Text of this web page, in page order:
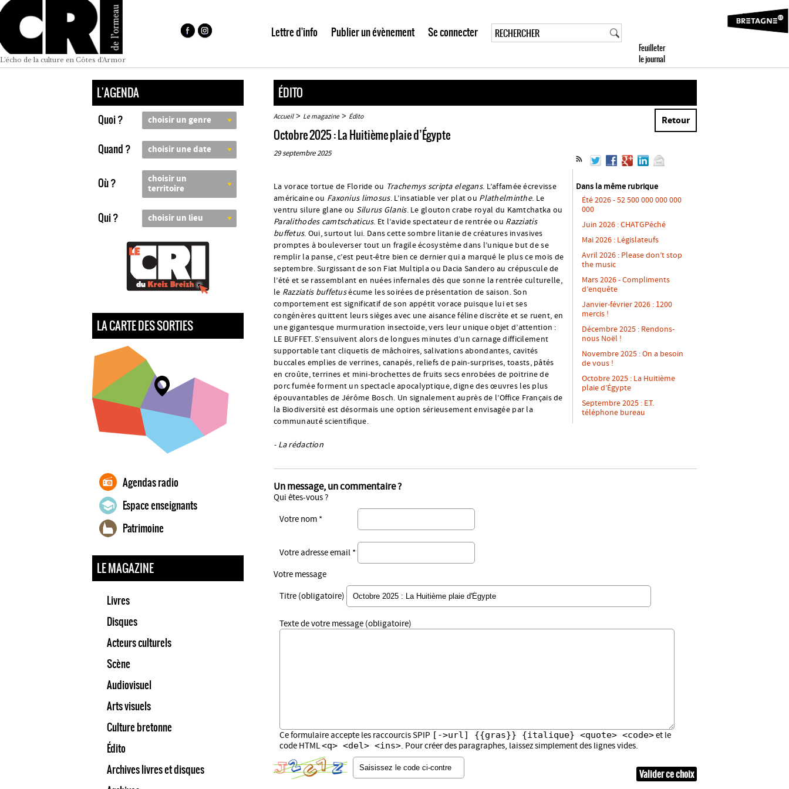
L'écho de la culture en Côtes d'Armor
Lettre d'info Publier un évènement Se connecter
L'AGENDA
Quoi ? choisir un genre
Quand ? choisir une date
Où ?
choisir un
territoire
Qui ? choisir un lieu
LA CARTE DES SORTIES
Agendas radio
Espace enseignants
Patrimoine
LE MAGAZINE
Livres
Disques
Acteurs culturels
Scène
Audiovisuel
Arts visuels
Culture bretonne
Édito
Archives livres et disques
ÉDITO
Accueil> Le magazine> Édito Retour
Octobre 2025 : La Huitième plaie d’Égypte
29 septembre 2025
La vorace tortue de Floride ou Trachemys scripta elegans. L’affamée écrevisse
américaine ou Faxonius limosus. L’insatiable ver plat ou Plathelminthe. Le
ventru silure glane ou Silurus Glanis. Le glouton crabe royal du Kamtchatka ou
Paralithodes camtschaticus. Et l’avide spectateur de rentrée ou Razziatis
buffetus. Oui, surtout lui. Dans cette sombre litanie de créatures invasives
promptes à bouleverser tout un fragile écosystème dans l’unique but de se
remplir la panse, c’est peut-être bien ce dernier qui a marqué le plus ce mois de
septembre. Surgissant de son Fiat Multipla ou Dacia Sandero au crépuscule de
l’été et se rassemblant en nuées infernales dès que sonne la rentrée culturelle,
le Razziatis buffetusécume les soirées de présentation de saison. Son
comportement est significatif de son appétit vorace puisque lui et ses
congénères quittent leurs sièges avec une aisance féline discrète et se ruent, en
une gigantesque murmuration insectoïde, vers leur unique objet d’attention :
LE BUFFET. S’ensuivent alors de longues minutes d’un carnage difficilement
supportable tant cliquetis de mâchoires, salivations abondantes, cavités
buccales emplies de verrines, canapés, reliefs de pain-surprises, toasts, pâtés
en croûte, terrines et mini-brochettes de fruits secs enrobées de poitrine de
porc fumée forment un spectacle apocalyptique, digne des œuvres les plus
épouvantables de Jérôme Bosch. Un signalement auprès de l’Office Français de
la Biodiversité est désormais une option sérieusement envisagée par la
communauté scientifique.
- La rédaction
Dans la même rubrique
Été 2026 - 52 500 000 000 000
000
Juin 2026 : CHATGPéché
Mai 2026 : Législateufs
Avril 2026 : Please don’t stop
the music
Mars 2026 - Compliments
d’enquête
Janvier-février 2026 : 1200
mercis !
Décembre 2025 : Rendons-
nous Noël !
Novembre 2025 : On a besoin
de vous !
Octobre 2025 : La Huitième
plaie d’Égypte
Septembre 2025 : E.T.
téléphone bureau
Un message, un commentaire ?
Qui êtes-vous ?
Votre nom *
Votre adresse email *
Votre message
Titre (obligatoire)
Texte de votre message (obligatoire)
Ce formulaire accepte les raccourcis SPIP [->url] {{gras}} {italique} <quote> <code>et le
code HTML<q> <del> <ins>. Pour créer des paragraphes, laissez simplement des lignes vides.